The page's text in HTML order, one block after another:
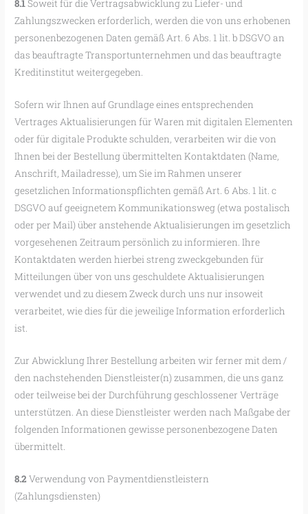
8.1Soweit für die Vertragsabwicklung zu Liefer- und
Zahlungszwecken erforderlich, werden die von uns erhobenen
personenbezogenen Daten gemäß Art. 6 Abs. 1 lit. b DSGVO an
das beauftragte Transportunternehmen und das beauftragte
Kreditinstitut weitergegeben.
Sofern wir Ihnen auf Grundlage eines entsprechenden
Vertrages Aktualisierungen für Waren mit digitalen Elementen
oder für digitale Produkte schulden, verarbeiten wir die von
Ihnen bei der Bestellung übermittelten Kontaktdaten (Name,
Anschrift, Mailadresse), um Sie im Rahmen unserer
gesetzlichen Informationspflichten gemäß Art. 6 Abs. 1 lit. c
DSGVO auf geeignetem Kommunikationsweg (etwa postalisch
oder per Mail) über anstehende Aktualisierungen im gesetzlich
vorgesehenen Zeitraum persönlich zu informieren. Ihre
Kontaktdaten werden hierbei streng zweckgebunden für
Mitteilungen über von uns geschuldete Aktualisierungen
verwendet und zu diesem Zweck durch uns nur insoweit
verarbeitet, wie dies für die jeweilige Information erforderlich
ist.
Zur Abwicklung Ihrer Bestellung arbeiten wir ferner mit dem /
den nachstehenden Dienstleister(n) zusammen, die uns ganz
oder teilweise bei der Durchführung geschlossener Verträge
unterstützen. An diese Dienstleister werden nach Maßgabe der
folgenden Informationen gewisse personenbezogene Daten
übermittelt.
8.2 Verwendung von Paymentdienstleistern
(Zahlungsdiensten)